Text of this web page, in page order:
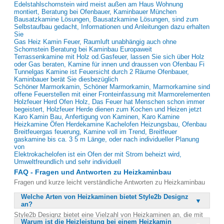
Edelstahlschornstein wird meist außen am Haus Wohnung
montiert, Beratung bei Ofenbauer, Kaminbauer München
Bausatzkamine Lösungen, Bausatzkamine Lösungen, sind zum
Selbstaufbau gedacht, Informationen und Anleitungen dazu erhalten
Sie
Gas Heiz Kamin Feuer, Raumluft unabhängig auch ohne
Schornstein Beratung bei Kaminbau Europaweit
Terrassenkamine mit Holz od.Gasfeuer, lassen Sie sich über Holz
oder Gas beraten, Kamine für innen und draussen von Ofenbau Fi
Tunnelgas Kamine ist Feuersicht durch 2 Räume Ofenbauer,
Kaminbauer berät Sie diesbezüglich
Schöner Marmorkamin, Schöner Marmorkamin, Marmorkamine sind
offene Feuerstellen mit einer Fronteinfassung mit Marmorelementen
Holzfeuer Herd Ofen Holz, Das Feuer hat Menschen schon immer
begeistert, Holzfeuer Herde dienen zum Kochen und Heizen jetzt
Karo Kamin Bau, Anfertigung von Kaminen, Karo Kamine
Heizkamine Öfen Herdekamine Kachelofen Heizungsbau, Ofenbau
Breitfeuergas feuerung, Kamine voll im Trend, Breitfeuer
gaskamine bis ca. 3 5 m Länge, oder nach individueller Planung
von
Elektrokachelofen ist ein Ofen der mit Strom beheizt wird,
Umweltfreundlich und sehr individuell
FAQ - Fragen und Antworten zu Heizkaminbau
Fragen und kurze leicht verständliche Antworten zu Heizkaminbau
Welche Arten von Heizkaminen bietet Style2b Designz
an?
Style2b Designz bietet eine Vielzahl von Heizkaminen an, die mit
unterschiedlichen Einsätzen ausgestattet sind. Sie können
Warum ist die Heizleistung bei einem Heizkamin